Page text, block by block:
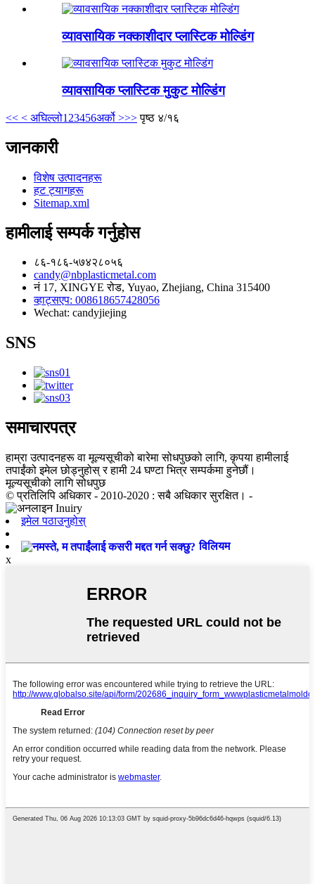
व्यावसायिक नक्काशीदार प्लास्टिक मोल्डिंग
व्यावसायिक प्लास्टिक मुकुट मोल्डिंग
<< < अघिल्लो1 23456अर्को >>> पृष्ठ ४/१६
जानकारी
विशेष उत्पादनहरू
हट ट्यागहरू
Sitemap.xml
हामीलाई सम्पर्क गर्नुहोस
८६-१८६-५७४२८०५६
candy@nbplasticmetal.com
नं 17, XINGYE रोड, Yuyao, Zhejiang, China 315400
व्हाट्सएप: 008618657428056
Wechat: candyjiejing
SNS
समाचारपत्र
हाम्रा उत्पादनहरू वा मूल्यसूचीको बारेमा सोधपुछको लागि, कृपया हामीलाई
तपाईंको इमेल छोड्नुहोस् र हामी 24 घण्टा भित्र सम्पर्कमा हुनेछौं।
मूल्यसूचीको लागि सोधपुछ
© प्रतिलिपि अधिकार - 2010-2020 : सबै अधिकार सुरक्षित। -
इमेल पठाउनुहोस्
विलियम
x